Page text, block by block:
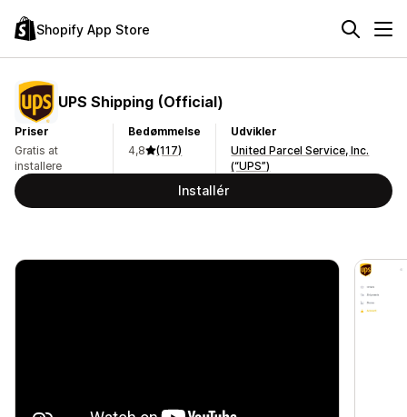
Shopify App Store
UPS Shipping (Official)
Priser
Gratis at
installere
Bedømmelse
4,8
(117)
Udvikler
United Parcel Service, Inc.
(“UPS”)
Installér